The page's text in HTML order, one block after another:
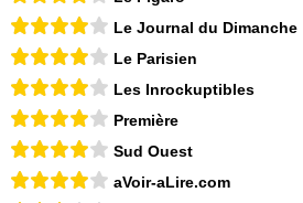
Le Journal du Dimanche
Le Parisien
Les Inrockuptibles
Première
Sud Ouest
aVoir-aLire.com